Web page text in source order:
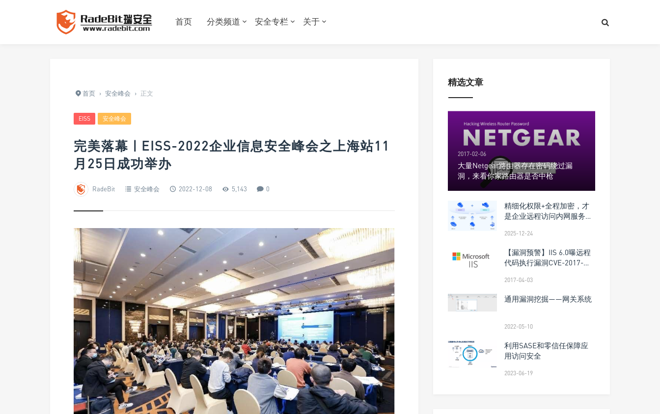
首页 分类频道 安全专栏 关于
首页 › 安全峰会 › 正文
EISS 安全峰会
完美落幕 | EISS-2022企业信息安全峰会之上海站11
月25日成功举办
RadeBit 安全峰会 2022-12-08 5,143 0
精选文章
2017-02-06
大量Netgear路由器存在密码绕过漏
洞，来看你家路由器是否中枪
精细化权限+全程加密，才
是企业远程访问内网服务的
2025-12-24
【漏洞预警】IIS 6.0曝远程
代码执行漏洞CVE-2017-
2017-04-03
通用漏洞挖掘——网关系统
2022-05-10
利用SASE和零信任保障应
用访问安全
2023-06-19